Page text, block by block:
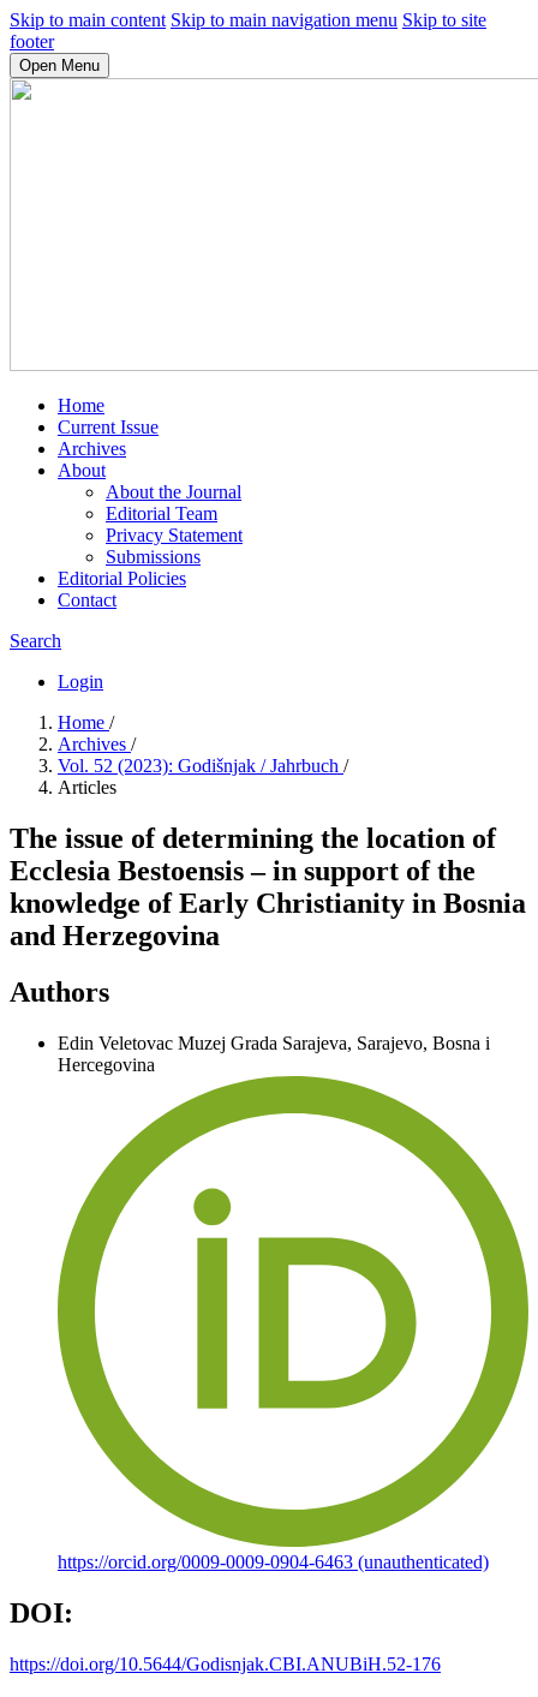
Skip to main content Skip to main navigation menu Skip to site
footer
Open Menu
Home
Current Issue
Archives
About
About the Journal
Editorial Team
Privacy Statement
Submissions
Editorial Policies
Contact
Search
Login
Home /
Archives /
Vol. 52 (2023): Godišnjak / Jahrbuch /
Articles
The issue of determining the location of
Ecclesia Bestoensis – in support of the
knowledge of Early Christianity in Bosnia
and Herzegovina
Authors
Edin Veletovac Muzej Grada Sarajeva, Sarajevo, Bosna i
Hercegovina
https://orcid.org/0009-0009-0904-6463 (unauthenticated)
DOI:
https://doi.org/10.5644/Godisnjak.CBI.ANUBiH.52-176